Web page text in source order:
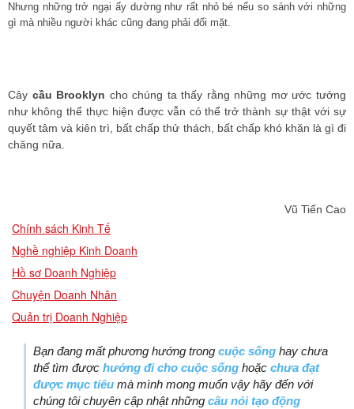
Nhưng những trở ngại ấy dường như rất nhỏ bé nếu so sánh với những
gì mà nhiều người khác cũng đang phải đối mặt.
Cây cầu Brooklyn cho chúng ta thấy rằng những mơ ước tưởng
như không thể thực hiện được vẫn có thể trở thành sự thật với sự
quyết tâm và kiên trì, bất chấp thử thách, bất chấp khó khăn là gì đi
chăng nữa.
Vũ Tiến Cao
Chính sách Kinh Tế
Nghề nghiệp Kinh Doanh
Hồ sơ Doanh Nghiệp
Chuyện Doanh Nhân
Quản trị Doanh Nghiệp
Bạn đang mất phương hướng trong cuộc sống hay chưa
thể tìm được hướng đi cho cuộc sống hoặc chưa đạt
được mục tiêu mà mình mong muốn vậy hãy đến với
chúng tôi chuyên cập nhật những câu nói tạo động